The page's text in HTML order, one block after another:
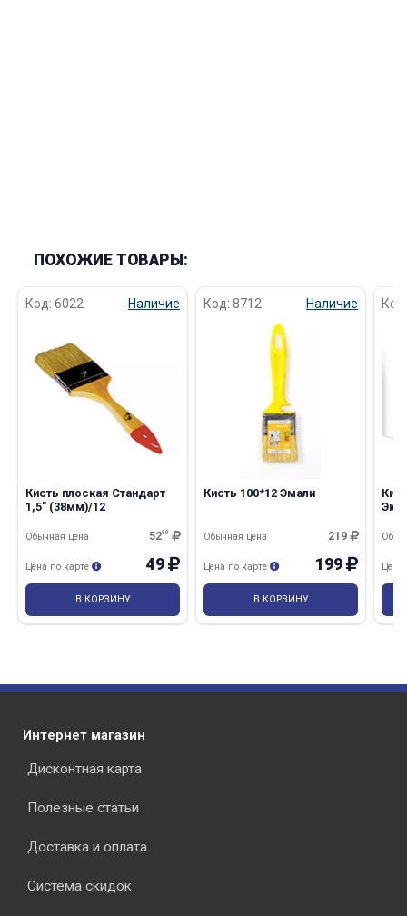
ПОХОЖИЕ ТОВАРЫ:
Код: 6022 Наличие
Кисть плоская Стандарт
1,5" (38мм)/12
5290
Обычная цена
49
Цена по карте
В КОРЗИНУ
Код: 8712 Наличие
Кисть 100*12 Эмали
219
Обычная цена
199
Цена по карте
В КОРЗИНУ
Цена
Интернет магазин
Дисконтная карта
Полезные статьи
Доставка и оплата
Система скидок